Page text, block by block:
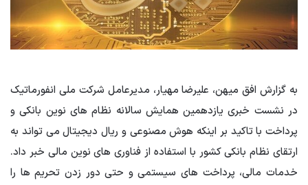
به گزارش افق میهن، علیرضا مهیار، مدیرعامل شرکت ملی انفورماتیک
در نشست خبری یازدهمین همایش سالانه نظام های نوین بانکی و
پرداخت با تاکید بر اینکه هوش مصنوعی و ریال دیجیتال می تواند به
ارتقای نظام بانکی کشور با استفاده از فناوری های نوین مالی خبر داد.
خدمات مالی، پرداخت های سیستمی و حتی دور زدن تحریم ها را